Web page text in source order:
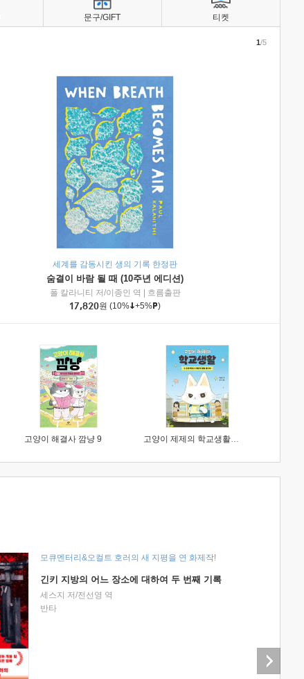
미래엔아이세움
세계를 감동시킨 생의 기록 한정판
숨결이 바람 될 때 (10주년 에디션)
폴 칼라니티 저/이종인 역
흐름출판
17,820원 (10% +5% )
1/5
고양이 해결사 깜냥 9 고양이 제제의 학교생활 1 : 초등학생이 이렇게 힘들 줄이야
문구/GIFT 티켓
모큐멘터리&오컬트 호러의 새 지평을 연 화제작!
긴키 지방의 어느 장소에 대하여 두 번째 기록
세스지 저/전선영 역
반타